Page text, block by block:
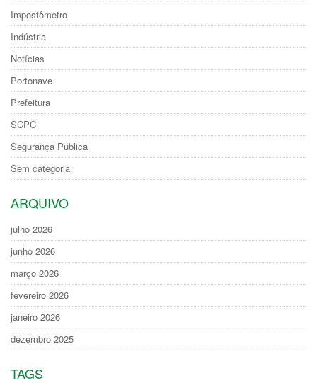
Impostômetro
Indústria
Notícias
Portonave
Prefeitura
SCPC
Segurança Pública
Sem categoria
ARQUIVO
julho 2026
junho 2026
março 2026
fevereiro 2026
janeiro 2026
dezembro 2025
TAGS